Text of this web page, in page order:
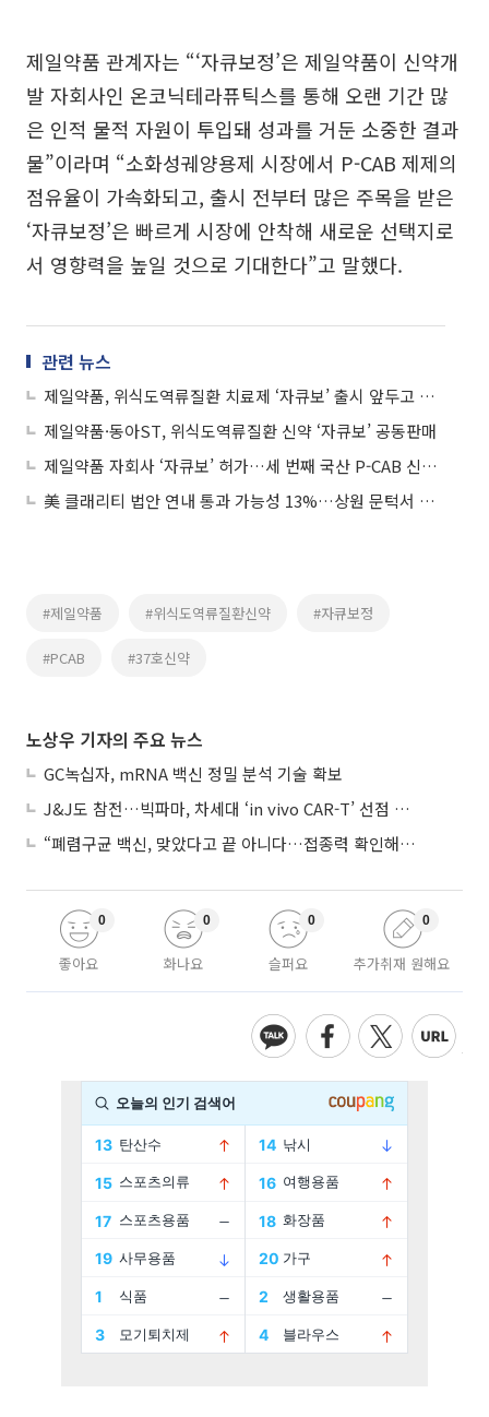
제일약품 관계자는 “‘자큐보정’은 제일약품이 신약개
발 자회사인 온코닉테라퓨틱스를 통해 오랜 기간 많
은 인적 물적 자원이 투입돼 성과를 거둔 소중한 결과
물”이라며 “소화성궤양용제 시장에서 P-CAB 제제의
점유율이 가속화되고, 출시 전부터 많은 주목을 받은
‘자큐보정’은 빠르게 시장에 안착해 새로운 선택지로
서 영향력을 높일 것으로 기대한다”고 말했다.
관련 뉴스
제일약품, 위식도역류질환 치료제 ‘자큐보’ 출시 앞두고 마케팅 시동
제일약품·동아ST, 위식도역류질환 신약 ‘자큐보’ 공동판매
제일약품 자회사 ‘자큐보’ 허가…세 번째 국산 P-CAB 신약 등장
美 클래리티 법안 연내 통과 가능성 13%…상원 문턱서 제동
#제일약품 #위식도역류질환신약 #자큐보정
#PCAB #37호신약
노상우 기자의 주요 뉴스
GC녹십자, mRNA 백신 정밀 분석 기술 확보
J&J도 참전…빅파마, 차세대 ‘in vivo CAR-T’ 선점 경쟁 본격화
“폐렴구균 백신, 맞았다고 끝 아니다…접종력 확인해야”
좋아요
0
화나요
0
슬퍼요
0
추가취재 원해요
0